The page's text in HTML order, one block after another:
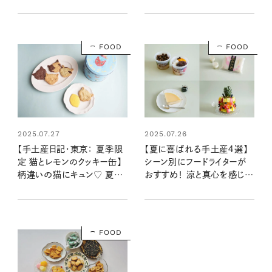
茶訪問日記 #05
FOOD
2025.07.27
【手土産日記・東京： 夏季限
定 猫とレモンのクッキー缶】
柄違いの猫にキュン♡ 夏の
フェアリーケーキフェアの猫
FOOD
2025.07.26
【夏に喜ばれる手土産４選】
シーン別にフードライターが
おすすめ！ 涼と真心を感じる
FOOD